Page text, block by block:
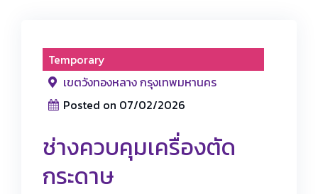
Temporary
เขตวังทองหลาง กรุงเทพมหานคร
Posted on 07/02/2026
ช่างควบคุมเครื่องตัด
กระดาษ